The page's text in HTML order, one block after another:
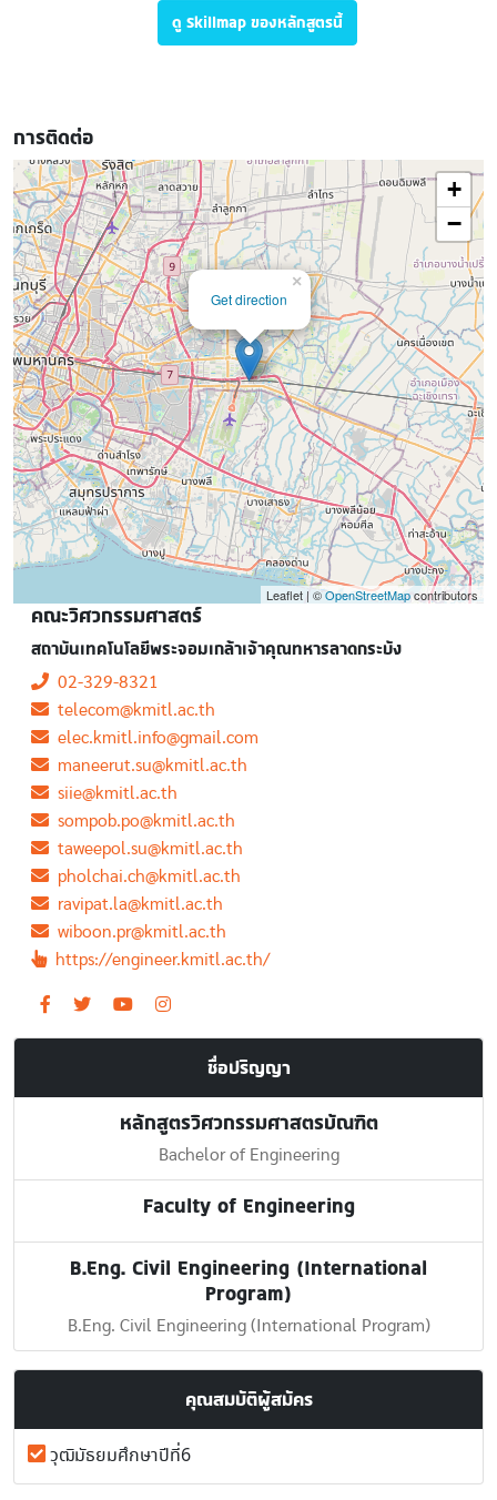
ดู Skillmap ของหลักสูตรนี้
การติดต่อ
Get direction
×
+
−
Leaflet | ©OpenStreetMapcontributors
คณะวิศวกรรมศาสตร์
สถาบันเทคโนโลยีพระจอมเกล้าเจ้าคุณทหารลาดกระบัง
02-329-8321
telecom@kmitl.ac.th
elec.kmitl.info@gmail.com
maneerut.su@kmitl.ac.th
siie@kmitl.ac.th
sompob.po@kmitl.ac.th
taweepol.su@kmitl.ac.th
pholchai.ch@kmitl.ac.th
ravipat.la@kmitl.ac.th
wiboon.pr@kmitl.ac.th
https://engineer.kmitl.ac.th/
ชื่อปริญญา
หลักสูตรวิศวกรรมศาสตรบัณฑิต
Bachelor of Engineering
Faculty of Engineering
B.Eng. Civil Engineering (International
Program)
B.Eng. Civil Engineering (International Program)
คุณสมบัติผู้สมัคร
วุฒิมัธยมศึกษาปีที่6